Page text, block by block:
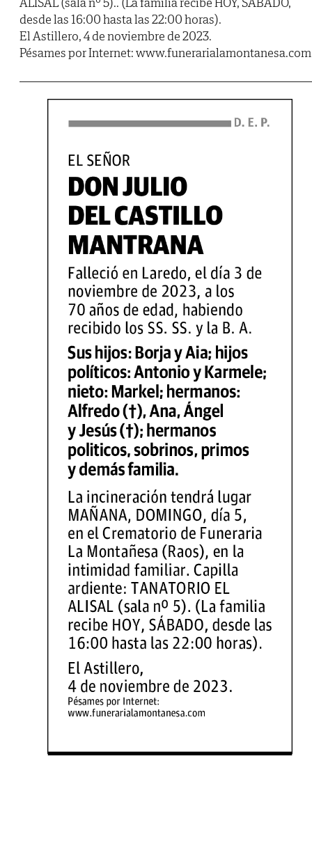
desde las 16:00 hasta las 22:00 horas).
El Astillero, 4 de noviembre de 2023.
Pésames por Internet: www.funerarialamontanesa.com